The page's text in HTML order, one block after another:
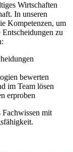
Wirtschaften
In unseren
Kompetenzen, um
zu
bewerten
im Team lösen
erproben
Fachwissen mit